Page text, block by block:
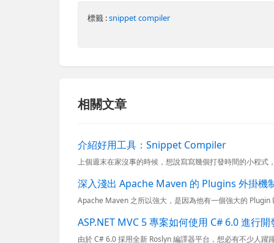
標籤 :snippet compiler
相關文章
介紹好用工具：Snippet Compiler
深入淺出 Apache Maven 的 Plugins 外掛機
ASP.NET MVC 5 專案如何使用 C# 6.0 進行開